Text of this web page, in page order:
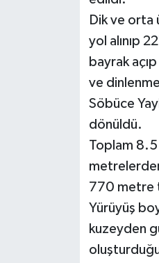
Dik ve orta
yol alınıp
bayrak
ve
Söbüce
dönüldü.
Toplam
770 metre
Yürüyüş
kuzeyden